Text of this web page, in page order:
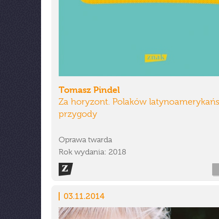
Tomasz Pindel
Za horyzont. Polaków
przygody
Oprawa twarda
Rok wydania: 2018
03.11.2014